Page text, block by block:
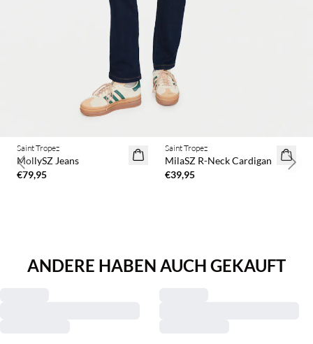
Saint Tropez
MollySZ Jeans
€79,95
2 Stück €65
Saint Tropez
MilaSZ R-Neck Cardigan
€39,95
Previous slide Next
ANDERE HABEN AUCH GEKAUFT